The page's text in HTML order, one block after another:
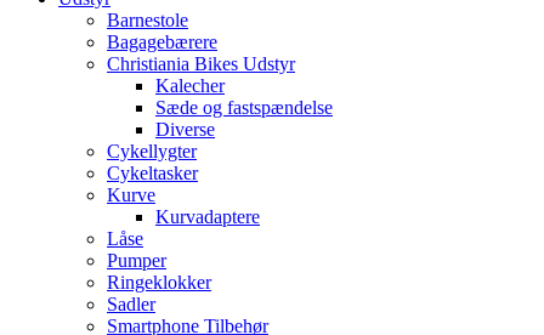
Barnestole
Bagagebærere
Christiania Bikes Udstyr
Kalecher
Sæde og fastspændelse
Diverse
Cykellygter
Cykeltasker
Kurve
Kurvadaptere
Låse
Pumper
Ringeklokker
Sadler
Smartphone Tilbehør